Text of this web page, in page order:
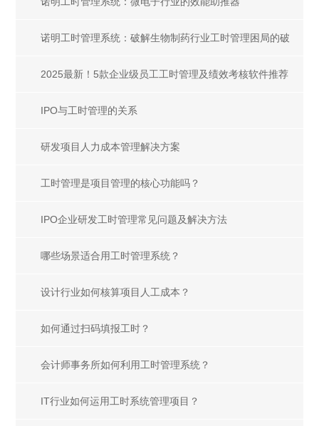
诺明工时管理系统：破解生物制药行业工时管理困局的破
局之道
2025最新！5款企业级员工工时管理及绩效考核软件推荐
IPO与工时管理的关系
研发项目人力成本管理解决方案
工时管理是项目管理的核心功能吗？
IPO企业研发工时管理常见问题及解决方法
哪些场景适合用工时管理系统？
设计行业如何核算项目人工成本？
如何通过扫码填报工时？
会计师事务所如何利用工时管理系统？
IT行业如何运用工时系统管理项目？